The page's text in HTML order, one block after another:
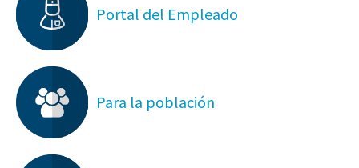
Portal del Empleado
Para la población